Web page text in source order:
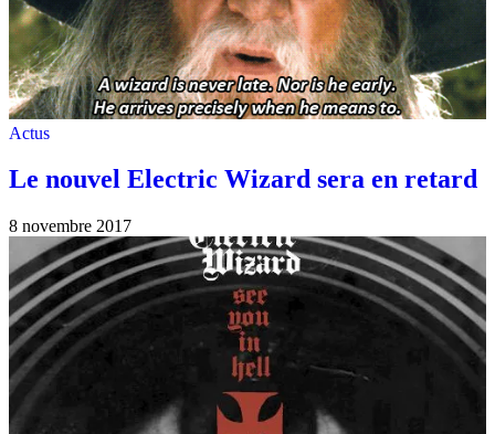
Actus
Le nouvel Electric Wizard sera en retard
8 novembre 2017